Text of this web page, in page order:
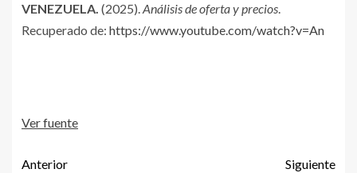
VENEZUELA. (2025).Análisis de oferta y precios.
Recuperado de: https://www.youtube.com/watch?v=An
Ver fuente
Anterior
Siguiente